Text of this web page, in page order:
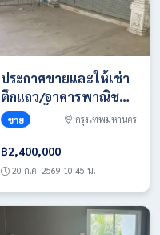
ประกาศขายและให้เช่า
ตึกแถว/อาคารพาณิชย์
สูง 4.5 ชั้น พร้อมดาดฟ้า
ตั้งอยู่ติดถนนใหญ่ใน
ทำเลธุรกิจและการค้า
เขตหนองจอก กรุงเทพฯ
มีพื้นที่ใช้สอยกว้างขวาง
และระบบไฟฟ้า
อุตสาหกรรมรองรับ
ขาย กรุงเทพมหานคร
฿2,400,000
20 ก.ค. 2569 10:45 น.